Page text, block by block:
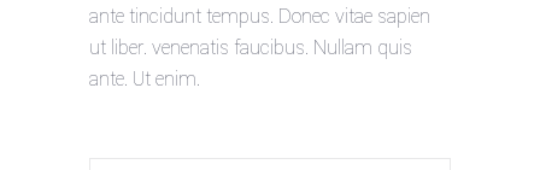
ante tincidunt tempus. Donec vitae sapien
ut liber. venenatis faucibus. Nullam quis
ante. Ut enim.